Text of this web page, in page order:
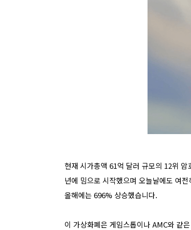
현재 시가총액 61억 달러 규모의 12위
년에 밈으로 시작했으며 오늘날에도 여
올해에는 696% 상승했습니다.
이 가상화폐은 게임스톱이나 AMC와 같